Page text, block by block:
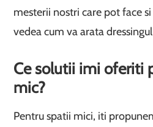
mesterii nostri care pot face
vedea cum va arata
Ce solutii imi oferiti
mic?
Pentru spatii mici, iti